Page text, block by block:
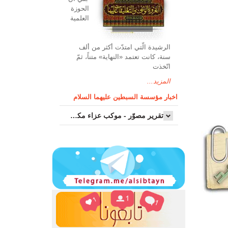
الحوزة
العلمیة
الرشیدة الّتي امتدّت أكثر من ألف
سنة، كانت تعتمد «النهاية» متناً، ثمّ
اتّخذت
المزيد...
اخبار مؤسسة السبطين عليهما السلام
تقرير مصوّر - موكب عزاء مکتب سماحة اية الله السيد مرتضى الموسوي الاصفهاني في يوم إستشهاد السيدة فاطم...